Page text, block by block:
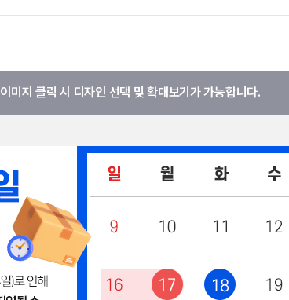
이미지 클릭 시 디자인 선택 및 확대보기가 가능합니다.